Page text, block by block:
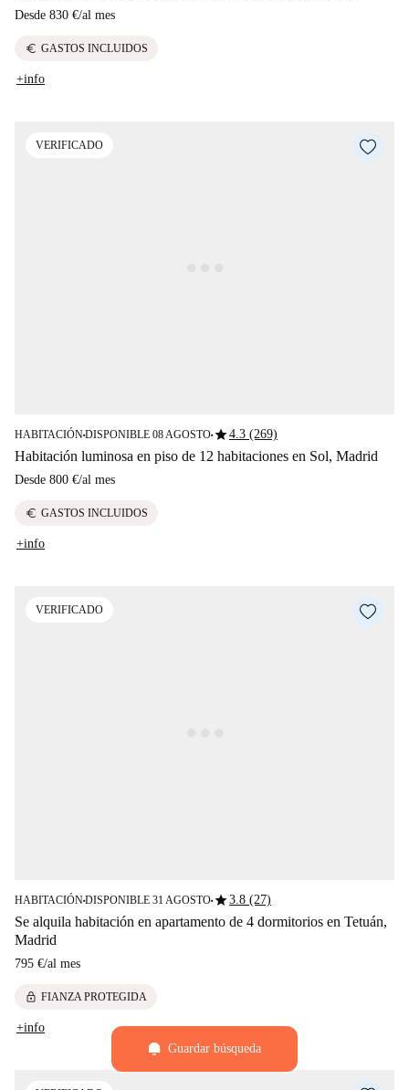
Desde 830 €/al mes
euro GASTOS INCLUIDOS
+info
VERIFICADO
HABITACIÓN■DISPONIBLE 08 AGOSTO■star4.3 (269)
Habitación luminosa en piso de 12 habitaciones en Sol, Madrid
Desde 800 €/al mes
euro GASTOS INCLUIDOS
+info
VERIFICADO
HABITACIÓN■DISPONIBLE 31 AGOSTO■star3.8 (27)
Se alquila habitación en apartamento de 4 dormitorios en Tetuán,
Madrid
795 €/al mes
lock FIANZA PROTEGIDA
+info
Guardar búsqueda